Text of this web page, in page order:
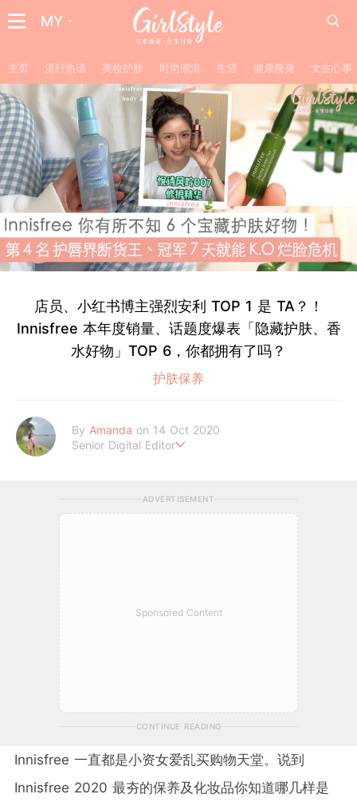
MY
主页 流行热话 美妆护肤 时尚潮流 生活 健康瘦身 女生心事
店员、小红书博主强烈安利 TOP 1 是 TA？！
Innisfree 本年度销量、话题度爆表「隐藏护肤、香
水好物」TOP 6，你都拥有了吗？
护肤保养
By Amanda on 14 Oct 2020
Senior Digital Editor
皆收获热烈反响。她通过 GirlStyle MY ，让读者们不管何时何地
都能掌握最新的资讯，让女性成为更好更潮的自己！
ADVERTISEMENT
Sponsored Content
CONTINUE READING
Innisfree 一直都是小资女爱乱买购物天堂。说到
Innisfree 2020 最夯的保养及化妆品你知道哪几样是